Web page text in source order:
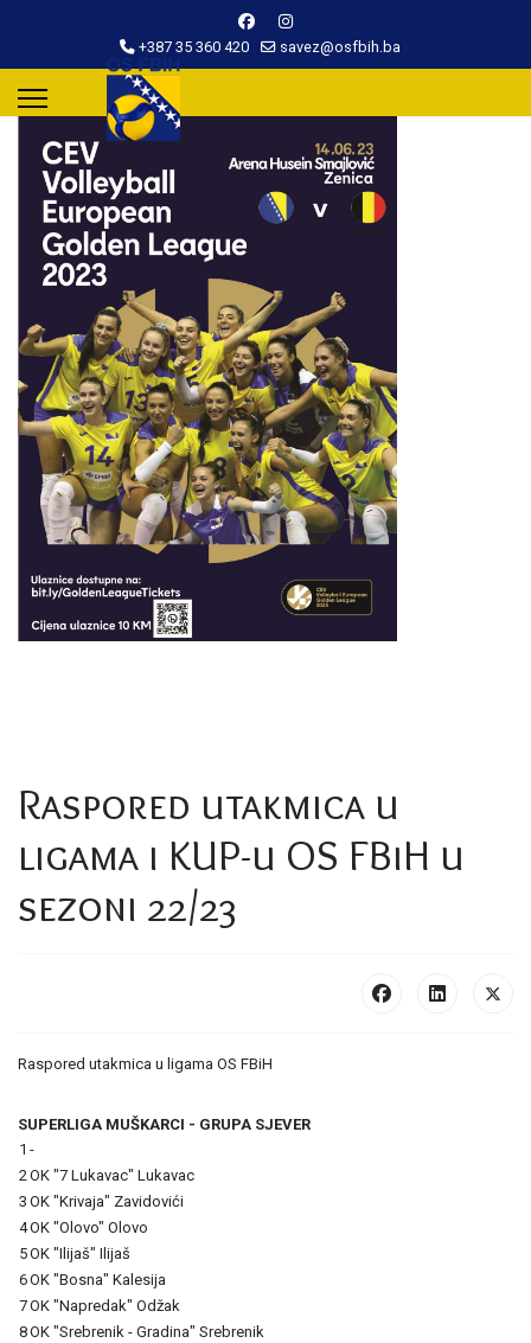
+387 35 360 420 savez@osfbih.ba
Raspored utakmica u
ligama i KUP-u OS FBiH u
sezoni 22/23
Raspored utakmica u ligama OS FBiH
SUPERLIGA MUŠKARCI - GRUPA SJEVER
1 -
2OK "7 Lukavac" Lukavac
3 OK "Krivaja" Zavidovići
4OK "Olovo" Olovo
5OK "Ilijaš" Ilijaš
6OK "Bosna" Kalesija
7OK "Napredak" Odžak
8OK "Srebrenik - Gradina" Srebrenik